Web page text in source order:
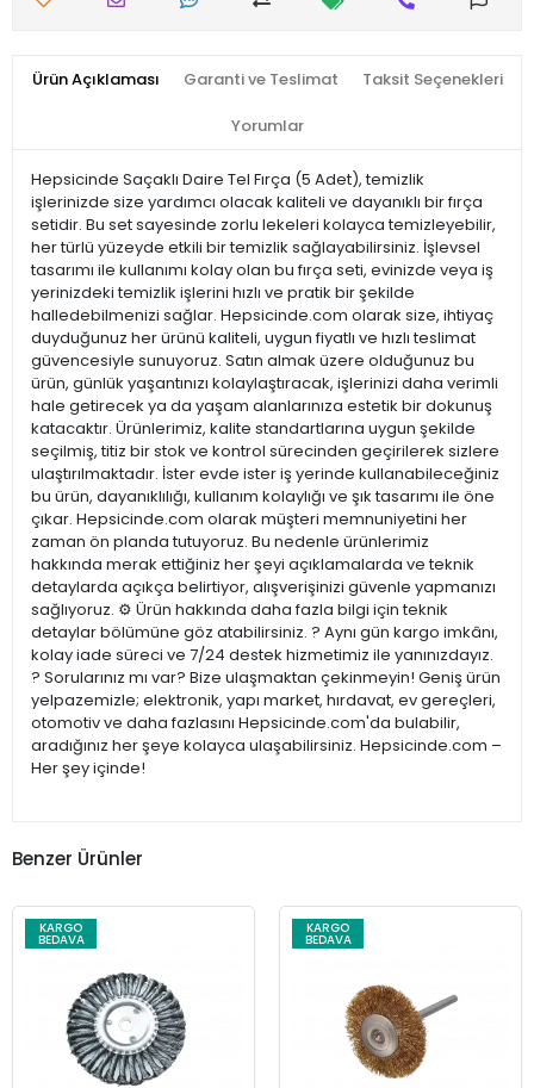
Ürün Açıklaması Garanti ve Teslimat Taksit Seçenekleri
Yorumlar
Hepsicinde Saçaklı Daire Tel Fırça (5 Adet), temizlik
işlerinizde size yardımcı olacak kaliteli ve dayanıklı bir fırça
setidir. Bu set sayesinde zorlu lekeleri kolayca temizleyebilir,
her türlü yüzeyde etkili bir temizlik sağlayabilirsiniz. İşlevsel
tasarımı ile kullanımı kolay olan bu fırça seti, evinizde veya iş
yerinizdeki temizlik işlerini hızlı ve pratik bir şekilde
halledebilmenizi sağlar. Hepsicinde.com olarak size, ihtiyaç
duyduğunuz her ürünü kaliteli, uygun fiyatlı ve hızlı teslimat
güvencesiyle sunuyoruz. Satın almak üzere olduğunuz bu
ürün, günlük yaşantınızı kolaylaştıracak, işlerinizi daha verimli
hale getirecek ya da yaşam alanlarınıza estetik bir dokunuş
katacaktır. Ürünlerimiz, kalite standartlarına uygun şekilde
seçilmiş, titiz bir stok ve kontrol sürecinden geçirilerek sizlere
ulaştırılmaktadır. İster evde ister iş yerinde kullanabileceğiniz
bu ürün, dayanıklılığı, kullanım kolaylığı ve şık tasarımı ile öne
çıkar. Hepsicinde.com olarak müşteri memnuniyetini her
zaman ön planda tutuyoruz. Bu nedenle ürünlerimiz
hakkında merak ettiğiniz her şeyi açıklamalarda ve teknik
detaylarda açıkça belirtiyor, alışverişinizi güvenle yapmanızı
sağlıyoruz. ⚙️ Ürün hakkında daha fazla bilgi için teknik
detaylar bölümüne göz atabilirsiniz. ? Aynı gün kargo imkânı,
kolay iade süreci ve 7/24 destek hizmetimiz ile yanınızdayız.
? Sorularınız mı var? Bize ulaşmaktan çekinmeyin! Geniş ürün
yelpazemizle; elektronik, yapı market, hırdavat, ev gereçleri,
otomotiv ve daha fazlasını Hepsicinde.com'da bulabilir,
aradığınız her şeye kolayca ulaşabilirsiniz. Hepsicinde.com –
Her şey içinde!
Benzer Ürünler
KARGO
BEDAVA
KARGO
BEDAVA